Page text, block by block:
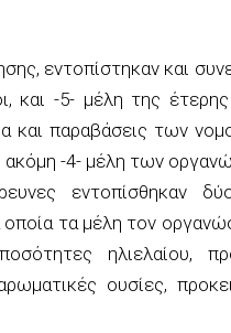
εντοπίστηκαν και
και -5- μέλη της
και παραβάσεις των
ακόμη -4- μέλη των
εντοπίσθηκαν
τα μέλη τον
ηλιελαίου,
ουσίες,